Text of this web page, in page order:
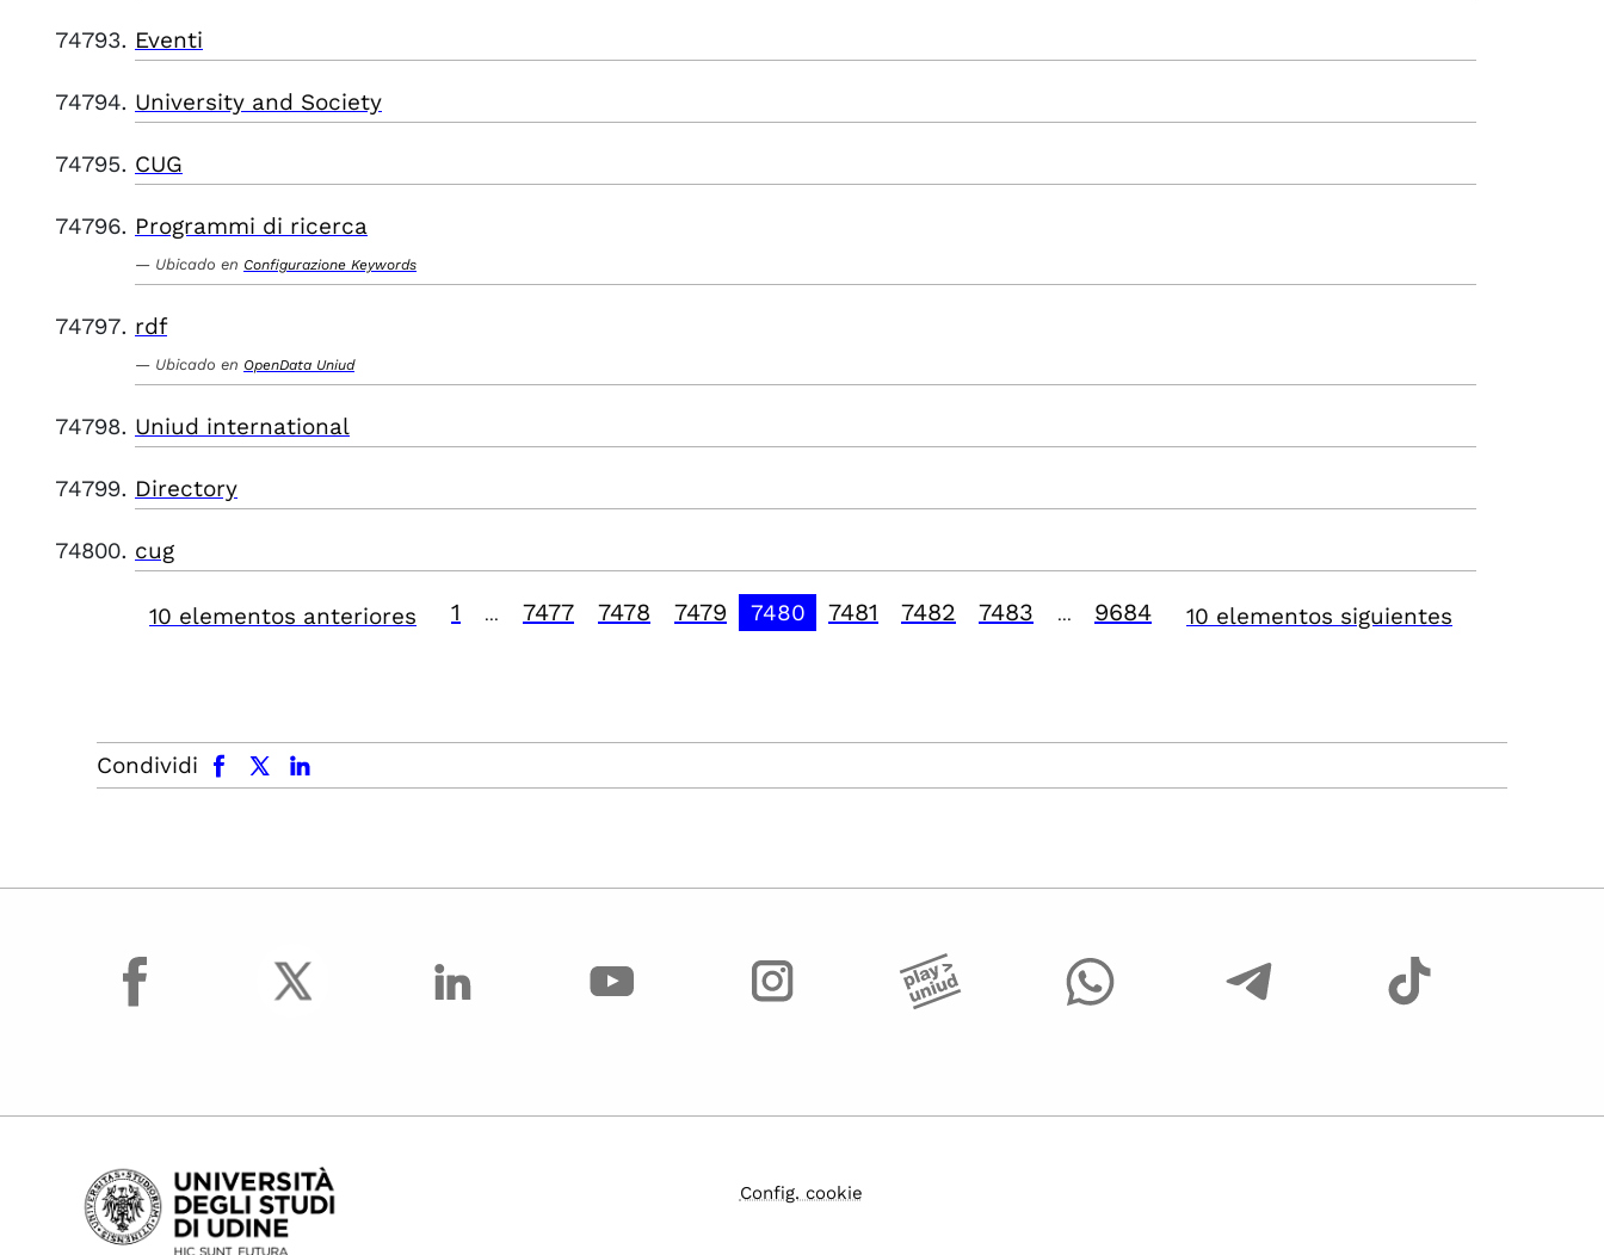
Eventi
University and Society
CUG
Programmi di ricerca
Ubicado en Configurazione Keywords
rdf
Ubicado en OpenData Uniud
Uniud international
Directory
cug
10 elementos anteriores 1 7477 7478 7479 7480 7481 7482 7483 9684 10 elementos siguientes
Condividi
facebook x.com linkedin
facebook
Config. cookie